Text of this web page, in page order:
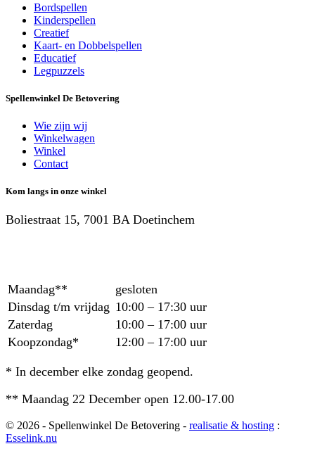
Bordspellen
Kinderspellen
Creatief
Kaart- en Dobbelspellen
Educatief
Legpuzzels
Spellenwinkel De Betover​ing
Wie zijn wij
Winkelwagen
Winkel
Contact
Kom langs in onze winkel
Boliestraat 15, 7001 BA Doetinchem
Maandag**
gesloten
Dinsdag t/m vrijdag 10:00 – 17:30 uur
Zaterdag
10:00 – 17:00 uur
Koopzondag*
12:00 – 17:00 uur
* In december elke zondag geopend.
** Maandag 22 December open 12.00-17.00
© 2026 - Spellenwinkel De Betovering - realisatie & hosting :
Esselink.nu